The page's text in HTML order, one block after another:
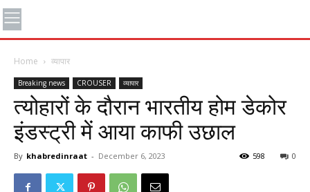
Home व्यापार
Breaking news CROUSER व्यापार
त्योहारों के दौरान भारतीय होम डेकोर
इंडस्ट्री में आया काफी उछाल
By khabredinraat - December 6, 2023 0
598